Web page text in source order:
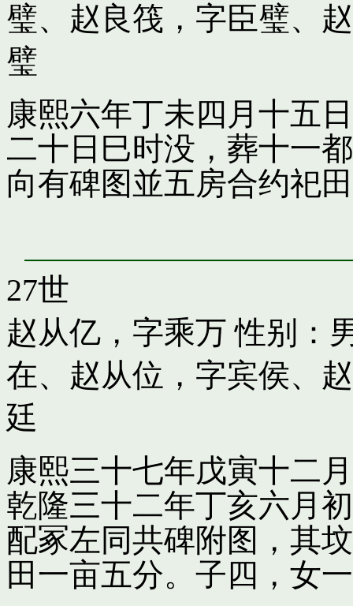
璧、 赵良筏，字臣璧、
璧
康熙六年丁未四月十五
二十日巳时没，葬十一
向有碑图並五房合约祀
27世
赵从亿，字乘万 性别：
在、 赵从位，字宾侯、
廷
康熙三十七年戊寅十二
乾隆三十二年丁亥六月
配冢左同共碑附图，其
田一亩五分。子四，女